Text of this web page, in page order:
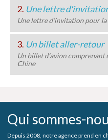
2. Une lettre
Une lettre d’invitation pour
3. Un billet aller-retour
Un billet d’avion
Chine
Qui sommes-
Depuis 2008, notre agence prend en